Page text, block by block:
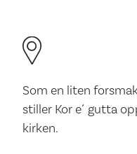
Som en liten
stiller Kor e´ gutta
kirken.